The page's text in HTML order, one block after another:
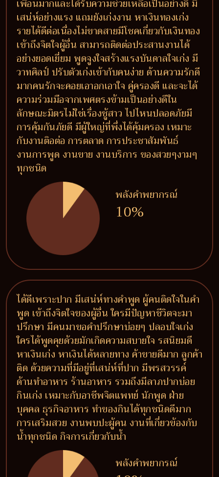
เพื่อนมากและได้รับความช่วยเหลือเป็นอย่างดี มี
เสน่ห์อย่างแรง แถมยังเก่งงาน หาเงินทองเก่ง
รายได้ดีต่อเนื่องไม่ขาดสายมีโชคเกี่ยวกับเงินทอง
เข้าถึงจิตใจผู้อื่น สามารถติดต่อประสานงานได้
อย่างยอดเยี่ยม พูดจูงใจสร้างแรงบันดาลใจเก่ง มี
วาทศิลป์ ปรับตัวเก่งเข้ากับคนง่าย ด้านความรักดี
มากคนรักจะคอยเอาอกเอาใจ คู่ครองดี และจะได้
ความร่วมมือจากเพศตรงข้ามเป็นอย่างดีใน
ลักษณะมิตรไม่ใช่เรื่องชู้สาว ไปไหนปลอดภัยมี
การคุ้มกันภัยดี มีผู้ใหญ่ที่พึ่งได้คุ้มครอง เหมาะ
กับงานติอต่อ การตลาด การประชาสัมพันธ์
งานการพูด งานขาย งานบริการ ของสวยๆงามๆ
ทุกชนิด
พลังคำพยากรณ์
10%
ได้ดีเพราะปาก มีเสน่ห์ทางคำพูด ผู้คนติดใจในคำ
พูด เข้าถึงจิตใจของผู้อื่น ใครมีปัญหาชีวิตจะมา
ปรึกษา มีคนมาขอคำปรึกษาบ่อยๆ ปลอบใจเก่ง
ใครได้พูดคุยด้วยมักเกิดความสบายใจ รสนิยมดี
หาเงินเก่ง หาเงินได้หลายทาง ค้าขายดีมาก ลูกค้า
ติด ด้วยความที่มีอยู่ที่เสน่ห์ที่ปาก มีพรสวรรค์
ด้านทำอาหาร ร้านอาหาร รวมถึงมีลาภปากบ่อย
กินเก่ง เหมาะกับอาชีพจิตแพทย์ นักพูด ฝ่าย
บุคคล ธุรกิจอาหาร ทำของกินได้ทุกชนิดดีมาก
การเสริมสวย งานพบปะผู้คน งานที่เกี่ยวข้องกับ
น้ำทุกชนิด กิจการเกี่ยวกับน้ำ
พลังคำพยากรณ์